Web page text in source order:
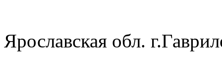
Ярославская обл.